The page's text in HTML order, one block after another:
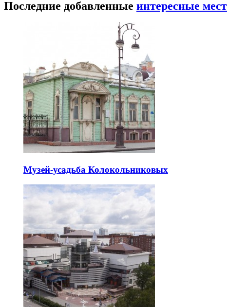
Последние добавленные интересные
Музей-усадьба Колокольниковых